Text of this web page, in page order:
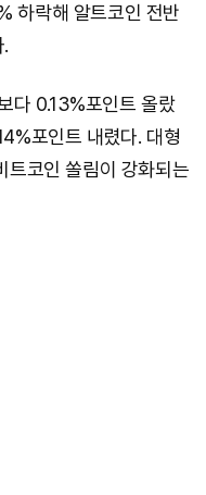
하락해 알트코인 전반
다 0.13%포인트 올랐
포인트 내렸다. 대형
트코인 쏠림이 강화되는